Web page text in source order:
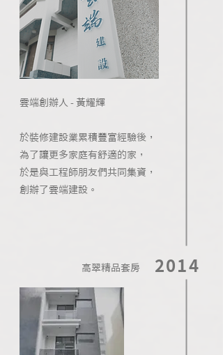
​雲端創辦人 - 黃耀輝
於裝修建設業累積豐富經驗後，
為了讓更多家庭有舒適的家，
於是與工程師朋友們共同集資，
創辦了雲端建設。
2014
高翠精品套房